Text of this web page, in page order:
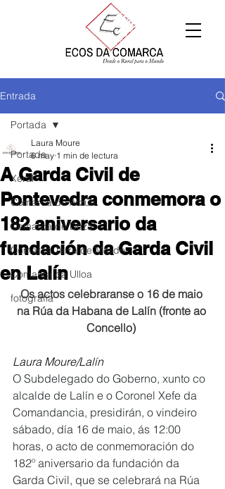
Entrada
Portada
Xeral
Comarca de Arzúa
Comarca de Deza
Comarca Terra de Melide
Comarca da Ulloa
fotografía
Portada
A Garda Civil de
Pontevedra conmemora o
182 aniversario da
fundación da Garda Civil
en Lalín
Laura Moure
6 may 1 min de lectura
Os actos celebraranse o 16 de maio
na Rúa da Habana de Lalín (fronte ao
Concello)
Laura Moure/Lalín
O Subdelegado do Goberno, xunto co
alcalde de Lalín e o Coronel Xefe da
Comandancia, presidirán, o vindeiro
sábado, día 16 de maio, ás 12:00
horas, o acto de conmemoración do
182º aniversario da fundación da
Garda Civil, que se celebrará na Rúa